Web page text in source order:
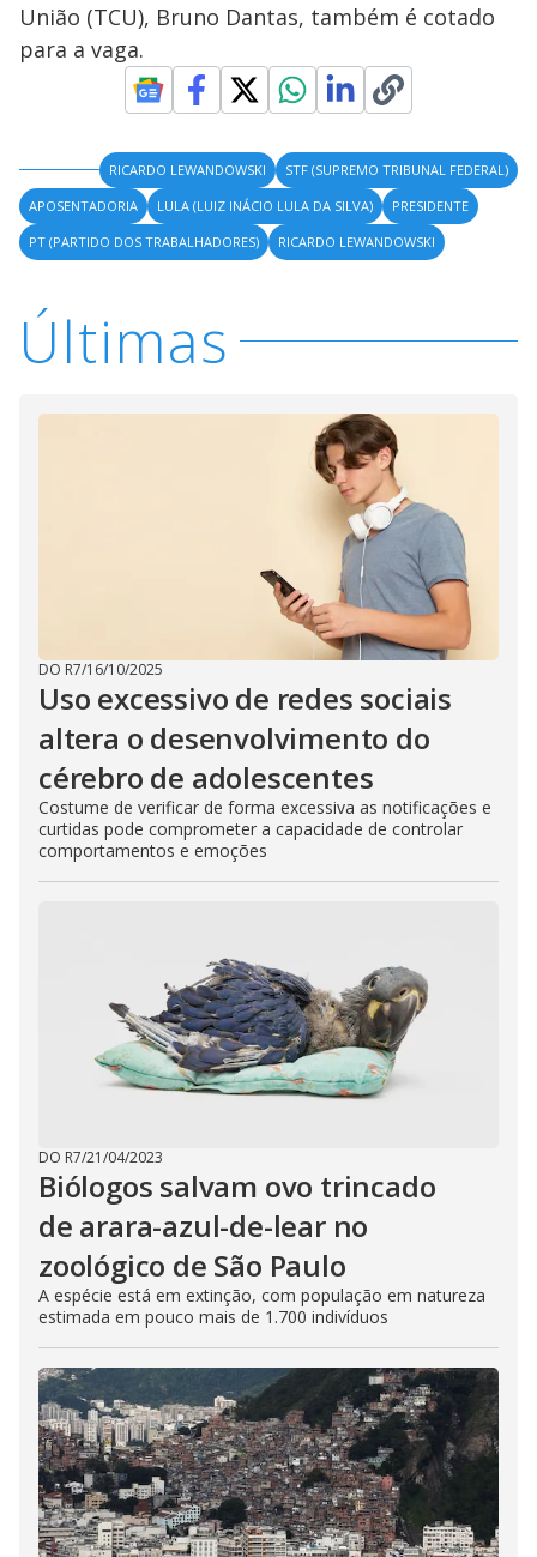
União (TCU), Bruno Dantas, também é cotado
para a vaga.
RICARDO LEWANDOWSKI
STF (SUPREMO TRIBUNAL FEDERAL)
APOSENTADORIA
LULA (LUIZ INÁCIO LULA DA SILVA)
PRESIDENTE
PT (PARTIDO DOS TRABALHADORES)
RICARDO LEWANDOWSKI
Últimas
DO R7/16/10/2025
Uso excessivo de redes sociais
altera o desenvolvimento do
cérebro de adolescentes
Costume de verificar de forma excessiva as notificações e
curtidas pode comprometer a capacidade de controlar
comportamentos e emoções
DO R7/21/04/2023
Biólogos salvam ovo trincado
de arara-azul-de-lear no
zoológico de São Paulo
A espécie está em extinção, com população em natureza
estimada em pouco mais de 1.700 indivíduos